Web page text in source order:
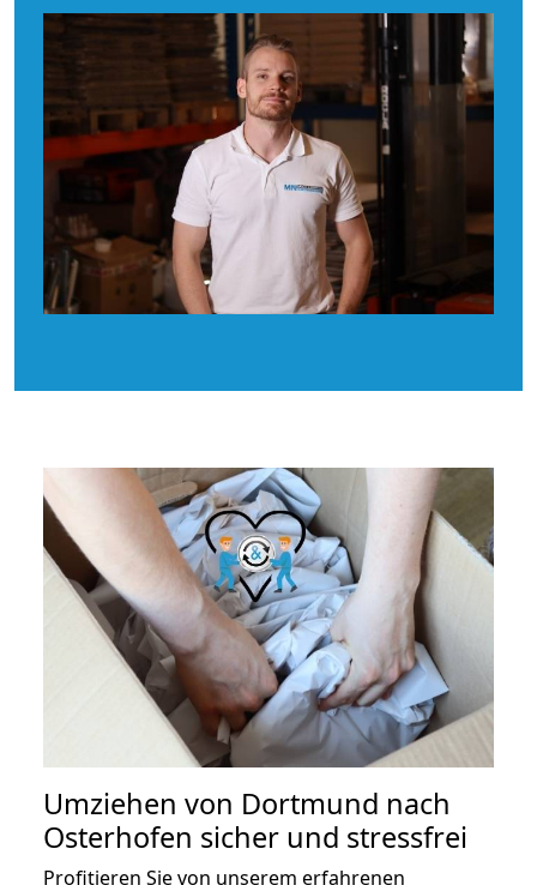
Umziehen von Dortmund nach
Osterhofen sicher und stressfrei
Profitieren Sie von unserem erfahrenen